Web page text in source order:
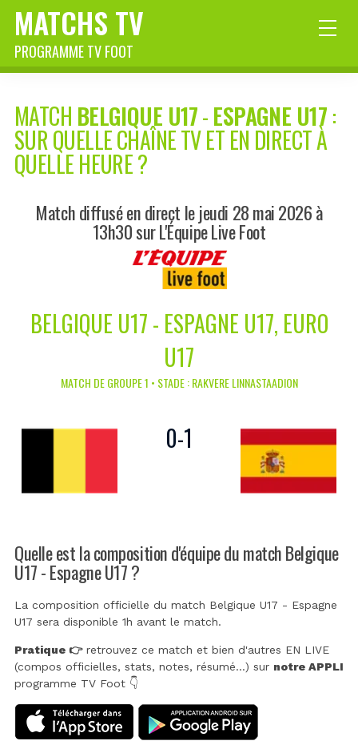
MATCHS TV
PROGRAMME TV FOOT
MATCH BELGIQUE U17-ESPAGNE U17:
SUR QUELLE CHAÎNE TV ET EN DIRECT À
QUELLE HEURE ?
Match diffusé en direct le jeudi 28 mai 2026 à
13h30 sur L'Équipe Live Foot
BELGIQUE U17 - ESPAGNE U17, EURO
U17
MATCH DE GROUPE 1 • STADE : RAKVERE LINNASTAADION
0-1
Quelle est la composition d'équipe du match Belgique
U17 - Espagne U17 ?
La composition officielle du match Belgique U17 - Espagne
U17 sera disponible 1h avant le match.
Pratique 👉retrouvez ce match et bien d'autres EN LIVE
(compos officielles, stats, notes, résumé...) sur notre APPLI
programme TV Foot 👇